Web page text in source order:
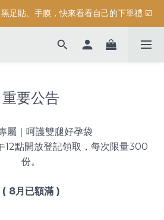
送滿額禮『 精油保濕沐浴露 (正貨) 』
足貼、手膜，快來看看自己的下單禮 ☑️
送滿額禮『 精油保濕沐浴露 (正貨) 』
重要公告
屬｜呵護雙腿好孕袋
12點開放登記領取，每次限量300
份。
( 8月已額滿 )